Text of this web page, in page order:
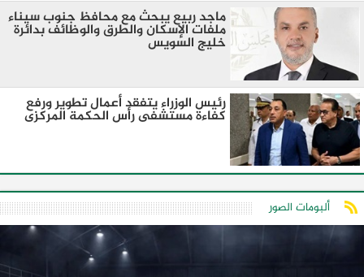
ماجد ربيع يبحث مع محافظ جنوب سيناء
ملفات الإسكان والطرق والوظائف بدائرة
خليج السويس
رئيس الوزراء يتفقد أعمال تطوير ورفع
كفاءة مستشفى رأس الحكمة المركزى
ألبومات الصور